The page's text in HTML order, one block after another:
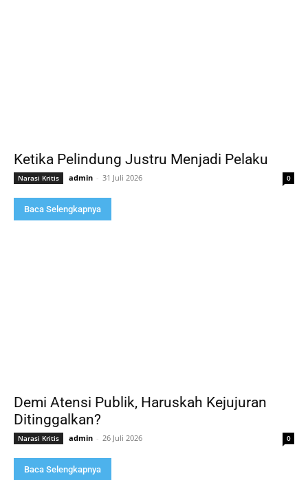
Ketika Pelindung Justru Menjadi Pelaku
Narasi Kritis admin - 31 Juli 2026 0
Baca Selengkapnya
Demi Atensi Publik, Haruskah Kejujuran
Ditinggalkan?
Narasi Kritis admin - 26 Juli 2026 0
Baca Selengkapnya